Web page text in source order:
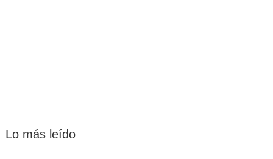
Lo más leído